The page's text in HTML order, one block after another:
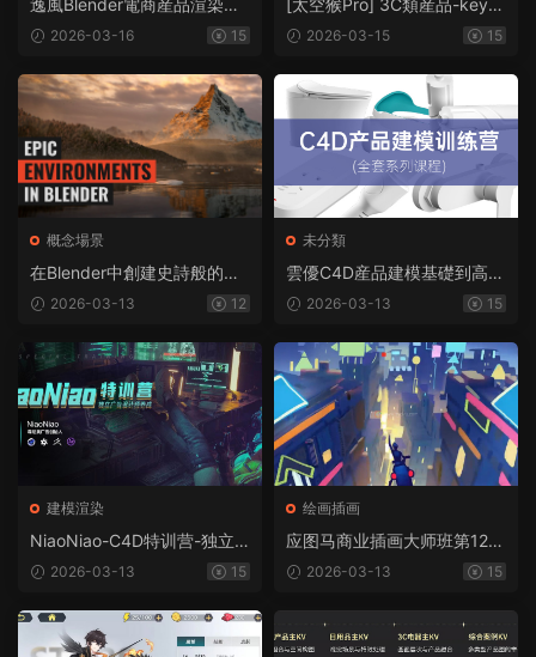
逸風Blender電商産品渲染教
程2023年（高清畫質帶素
2026-03-16 15
[太空猴Pro] 3C類産品-keysh
ot商業級案例渲染
2026-03-15 15
概念場景
在Blender中創建史詩般的大
型環境2021年（超清畫質帶
2026-03-13 12
未分類
雲優C4D産品建模基礎到高階
課程2021年（畫質高清帶素
2026-03-13 15
建模渲染
NiaoNiao-C4D特训营-独立
广告设计师养成
2026-03-13 15
绘画插画
应图马商业插画大师班第12期
（画质高清带部分素材）
2026-03-13 15